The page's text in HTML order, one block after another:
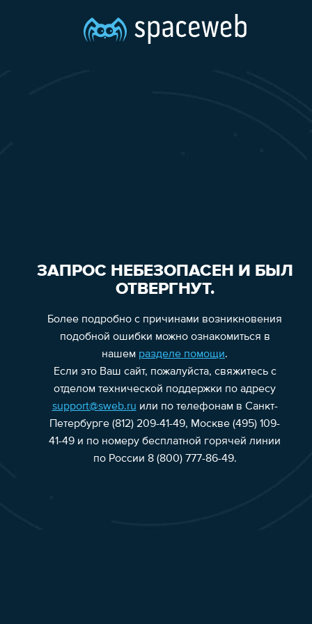
ЗАПРОС НЕБЕЗОПАСЕН И БЫЛ
ОТВЕРГНУТ.
Более подробно с причинами возникновения
подобной ошибки можно ознакомиться в
нашем разделе помощи.
Если это Ваш сайт, пожалуйста, свяжитесь с
отделом технической поддержки по адресу
support@sweb.ru или по телефонам в Санкт-
Петербурге (812) 209-41-49, Москве (495) 109-
41-49 и по номеру бесплатной горячей линии
по России 8 (800) 777-86-49.